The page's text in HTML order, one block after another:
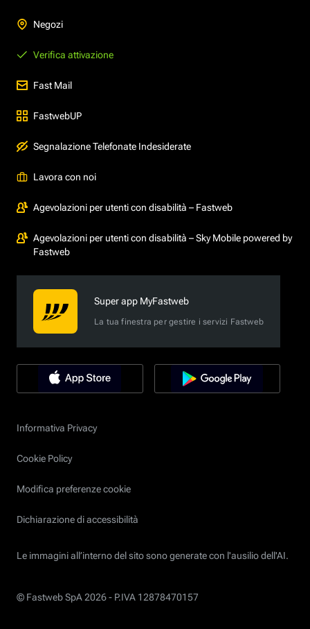
Negozi
Verifica attivazione
Fast Mail
FastwebUP
Segnalazione Telefonate Indesiderate
Lavora con noi
Agevolazioni per utenti con disabilità – Fastweb
Agevolazioni per utenti con disabilità – Sky Mobile powered by
Fastweb
Super app MyFastweb
La tua finestra per gestire i servizi Fastweb
Informativa Privacy
Cookie Policy
Modifica preferenze cookie
Dichiarazione di accessibilità
Le immagini all’interno del sito sono generate con l'ausilio dell'AI.
© Fastweb SpA 2026 - P.IVA 12878470157